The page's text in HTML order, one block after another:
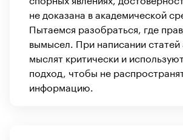
не доказана в академической
Пытаемся разобраться, где
вымысел. При написании статей
мыслят критически и
подход, чтобы не
информацию.